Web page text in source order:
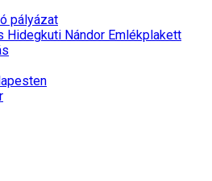
pályázat
Hidegkuti Nándor Emlékplakett